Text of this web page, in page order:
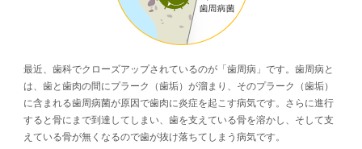
最近、歯科でクローズアップされているのが「歯周病」です。歯周病と
は、歯と歯肉の間にプラーク（歯垢）が溜まり、そのプラーク（歯垢）
に含まれる歯周病菌が原因で歯肉に炎症を起こす病気です。さらに進行
すると骨にまで到達してしまい、歯を支えている骨を溶かし、そして支
えている骨が無くなるので歯が抜け落ちてしまう病気です。